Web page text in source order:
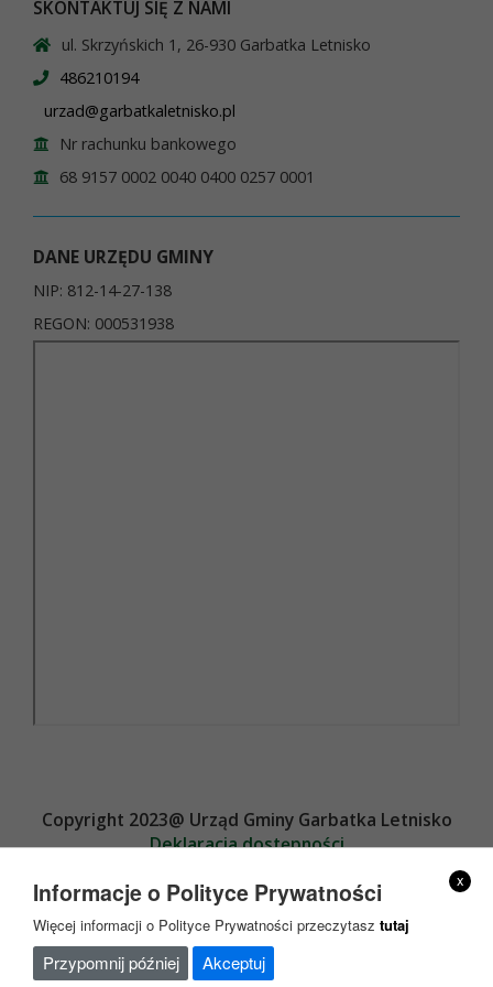
SKONTAKTUJ SIĘ Z NAMI
ul. Skrzyńskich 1, 26-930 Garbatka Letnisko
486210194
urzad@garbatkaletnisko.pl
Nr rachunku bankowego
68 9157 0002 0040 0400 0257 0001
DANE URZĘDU GMINY
NIP: 812-14-27-138
REGON: 000531938
Copyright 2023@ Urząd Gminy Garbatka Letnisko
Deklaracja dostępności
x
Informacje o Polityce Prywatności
Więcej informacji o Polityce Prywatności przeczytasz tutaj
Przypomnij później Akceptuj